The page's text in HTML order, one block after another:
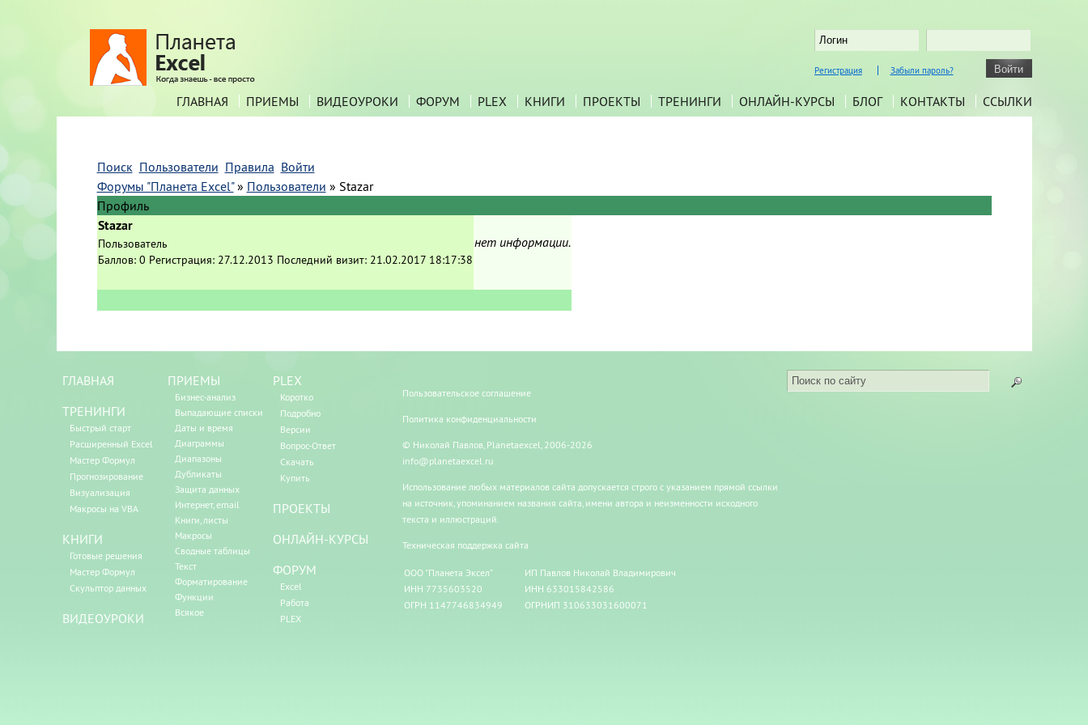
Регистрация Забыли пароль?
ГЛАВНАЯ ПРИЕМЫ ВИДЕОУРОКИ ФОРУМ PLEX КНИГИ ПРОЕКТЫ ТРЕНИНГИ ОНЛАЙН-КУРСЫ БЛОГ КОНТАКТЫ ССЫЛКИ
Поиск Пользователи Правила Войти
Форумы "Планета Excel" » Пользователи » Stazar
Профиль
Stazar
Пользователь
Баллов: 0 Регистрация: 27.12.2013 Последний визит: 21.02.2017 18:17:38
нет информации.
ГЛАВНАЯ
ТРЕНИНГИ
Быстрый старт
Расширенный Excel
Мастер Формул
Прогнозирование
Визуализация
Макросы на VBA
КНИГИ
Готовые решения
Мастер Формул
Скульптор данных
ВИДЕОУРОКИ
ПРИЕМЫ
Бизнес-анализ
Выпадающие списки
Даты и время
Диаграммы
Диапазоны
Дубликаты
Защита данных
Интернет, email
Книги, листы
Макросы
Сводные таблицы
Текст
Форматирование
Функции
Всякое
PLEX
Коротко
Подробно
Версии
Вопрос-Ответ
Скачать
Купить
ПРОЕКТЫ
ОНЛАЙН-КУРСЫ
ФОРУМ
Excel
Работа
PLEX
Пользовательское соглашение
Политика конфиденциальности
© Николай Павлов, Planetaexcel, 2006-2026
info@planetaexcel.ru
Использование любых материалов сайта допускается строго с указанием прямой ссылки
на источник, упоминанием названия сайта, имени автора и неизменности исходного
текста и иллюстраций.
Техническая поддержка сайта
ООО "Планета Эксел"
ИНН 7735603520
ОГРН 1147746834949
ИП Павлов Николай Владимирович
ИНН 633015842586
ОГРНИП 310633031600071